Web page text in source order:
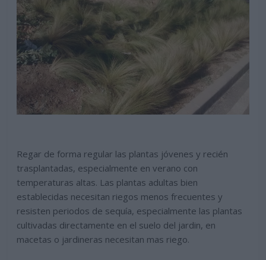
Regar de forma regular las plantas jóvenes y recién
trasplantadas, especialmente en verano con
temperaturas altas. Las plantas adultas bien
establecidas necesitan riegos menos frecuentes y
resisten periodos de sequía, especialmente las plantas
cultivadas directamente en el suelo del jardin, en
macetas o jardineras necesitan mas riego.